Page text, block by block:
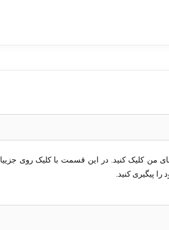
کلیک کنید. در این قسمت با کلیک روی جزییات
پیگیری کنید.